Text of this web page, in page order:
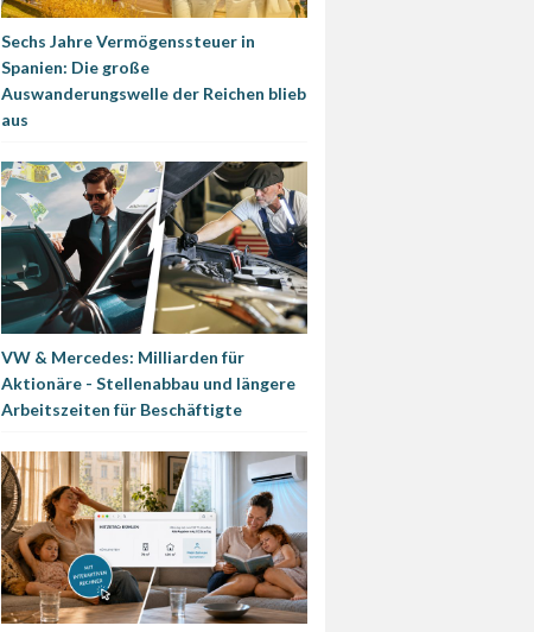
Sechs Jahre Vermögenssteuer in
Spanien: Die große
Auswanderungswelle der Reichen blieb
aus
VW & Mercedes: Milliarden für
Aktionäre - Stellenabbau und längere
Arbeitszeiten für Beschäftigte